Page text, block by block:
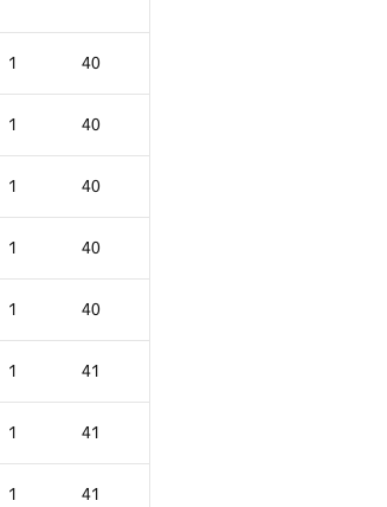
1 40
1 40
1 40
1 40
1 40
1 41
1 41
1 41